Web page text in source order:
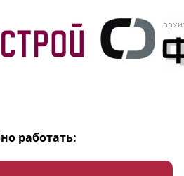
работать: